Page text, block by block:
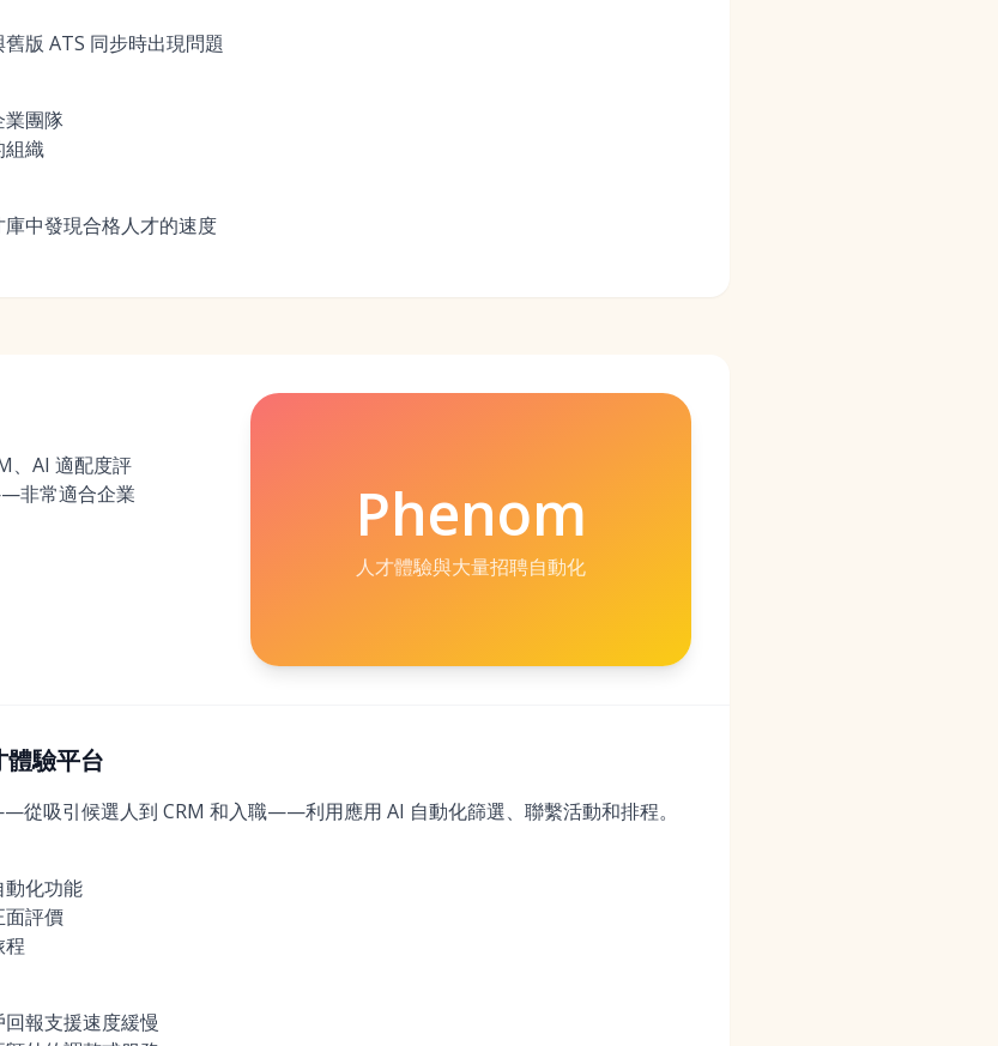
版 ATS 同步時出現問題
業團隊
組織
中發現合格人才的速度
、AI 適配度評
非常適合企業
Phenom
人才體驗與大量招聘自動化
驗平台
吸引候選人到 CRM 和入職——利用應用 AI 自動化篩選、聯繫活動和排程。
動化功能
面評價
程
報支援速度緩慢